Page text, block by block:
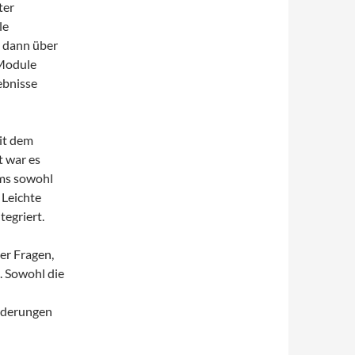
über
dem
war es
sowohl
Fragen,
die